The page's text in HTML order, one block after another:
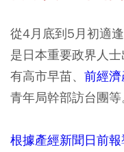
從4月底到5月初適
是日本重要政界人
有高市早苗、 前經
青年局幹部訪台團等
根據產經新聞日前